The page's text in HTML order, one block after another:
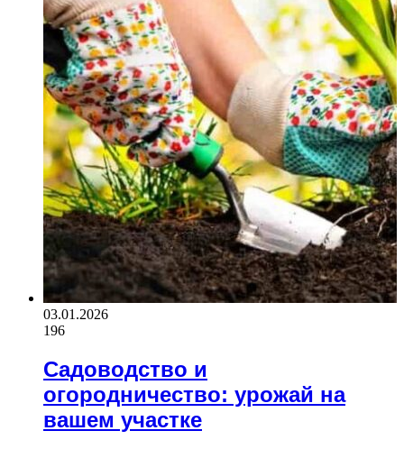
03.01.2026
196
Садоводство и
огородничество: урожай на
вашем участке